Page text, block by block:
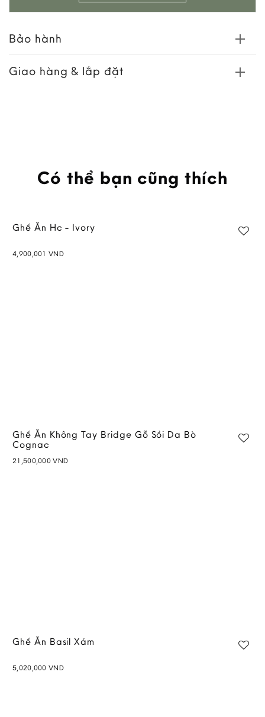
Bảo hành
Giao hàng & lắp đặt
Có thể bạn cũng thích
Ghế Ăn Hc - Ivory
4,900,001 VND
Ghế Ăn Không Tay Bridge Gỗ Sồi Da Bò
Cognac
21,500,000VND
Ghế Ăn Basil Xám
5,020,000 VND